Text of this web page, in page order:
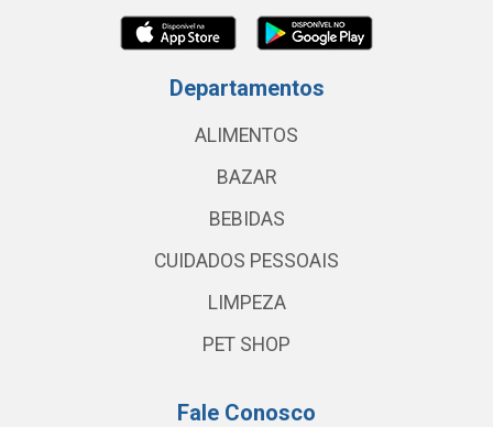
Departamentos
ALIMENTOS
BAZAR
BEBIDAS
CUIDADOS PESSOAIS
LIMPEZA
PET SHOP
Fale Conosco